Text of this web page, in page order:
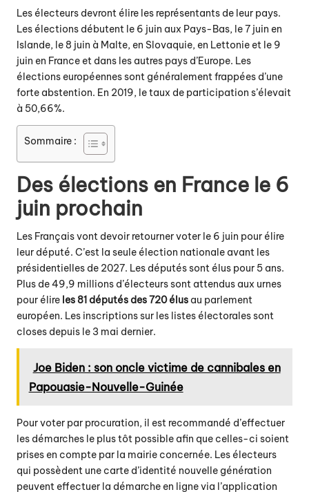
Les électeurs devront élire les représentants de leur pays.
Les élections débutent le 6 juin aux Pays-Bas, le 7 juin en
Islande, le 8 juin à Malte, en Slovaquie, en Lettonie et le 9
juin en France et dans les autres pays d’Europe. Les
élections européennes sont généralement frappées d’une
forte abstention. En 2019, le taux de participation s’élevait
à 50,66%.
Sommaire :
Des élections en France le 6
juin prochain
Les Français vont devoir retourner voter le 6 juin pour élire
leur député. C’est la seule élection nationale avant les
présidentielles de 2027. Les députés sont élus pour 5 ans.
Plus de 49,9 millions d’électeurs sont attendus aux urnes
pour élire les 81 députés des 720 élus au parlement
européen. Les inscriptions sur les listes électorales sont
closes depuis le 3 mai dernier.
Joe Biden : son oncle victime de cannibales en
Papouasie-Nouvelle-Guinée
Pour voter par procuration, il est recommandé d’effectuer
les démarches le plus tôt possible afin que celles-ci soient
prises en compte par la mairie concernée. Les électeurs
qui possèdent une carte d’identité nouvelle génération
peuvent effectuer la démarche en ligne via l’application